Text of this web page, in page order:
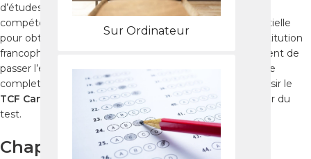
Sur Ordinateur
d’études au Canada. Le
test TCF Canadaévalue vos
compétences en français et constitue une étape essentielle
pour obtenir votre visa ou votre admission dans une institution
francophone. À Graz, plusieurs centres officiels permettent de
passer l’examen dans des conditions optimales. Ce guide
complet vous explique tout ce qu’il faut savoir pour réussir le
TCF Canada
, de la préparation aux stratégies pour le jour du
test.
Chapitre 1 : Comprendre le TCF